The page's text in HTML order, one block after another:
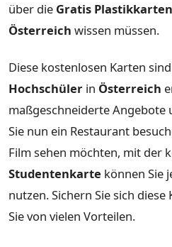
über die Gratis Plastikkarten
Österreich wissen müssen.
Diese kostenlosen Karten
Hochschüler in Österreich
maßgeschneiderte Angebote
Sie nun ein Restaurant
Film sehen möchten, mit der
Studentenkarte können Sie
nutzen. Sichern Sie sich
Sie von vielen Vorteilen.